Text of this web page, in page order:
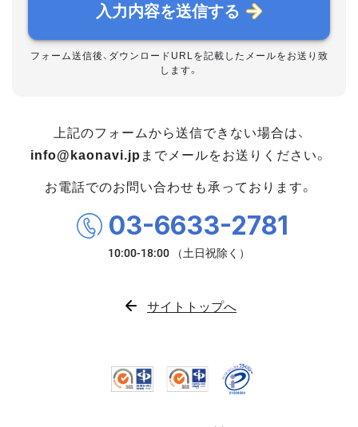
入力内容を送信する
フォーム送信後、ダウンロードURLを記載したメールをお送り致
します。
上記のフォームから送信できない場合は、
info@kaonavi.jp までメールをお送りください。
お電話でのお問い合わせも承っております。
03-6633-2781
サイトトップへ